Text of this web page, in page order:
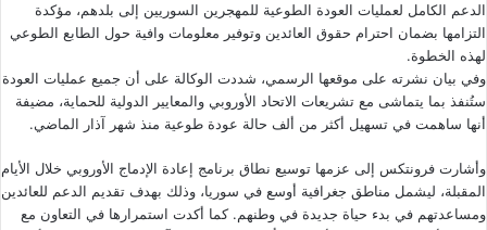
الدعم الكامل لعمليات العودة الطوعية للمهجرين السوريين إلى بلدهم، مؤكدة
التزامها بضمان احترام حقوق العائدين وتوفير معلومات وافية حول الطابع الطوعي
لهذه الخطوة.
وفي بيان نشرته على موقعها الرسمي، شددت الوكالة على أن جميع عمليات العودة
ستُنفذ بما يتماشى مع تشريعات الاتحاد الأوروبي والمعايير الدولية للحماية، مضيفة
أنها ساهمت في تسهيل أكثر من ألف حالة عودة طوعية منذ شهر آذار الماضي.
وأشارت فرونتكس إلى عزمها توسيع نطاق برنامج إعادة الإدماج الأوروبي خلال الأيام
المقبلة، ليشمل مناطق جغرافية أوسع في سوريا، وذلك بهدف تقديم الدعم للعائدين
ومساعدتهم في بدء حياة جديدة في وطنهم. كما أكدت استمرارها في التعاون مع